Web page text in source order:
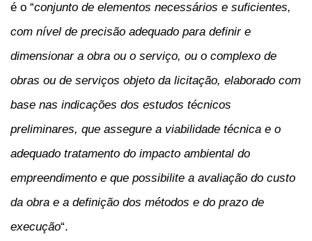
é o “conjunto de elementos necessários e suficientes,
com nível de precisão adequado para definir e
dimensionar a obra ou o serviço, ou o complexo de
obras ou de serviços objeto da licitação, elaborado com
base nas indicações dos estudos técnicos
preliminares, que assegure a viabilidade técnica e o
adequado tratamento do impacto ambiental do
empreendimento e que possibilite a avaliação do custo
da obra e a definição dos métodos e do prazo de
execução“.